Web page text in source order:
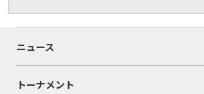
ニュース
トーナメント